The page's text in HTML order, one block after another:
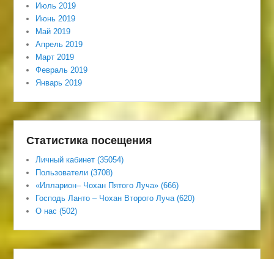
Июль 2019
Июнь 2019
Май 2019
Апрель 2019
Март 2019
Февраль 2019
Январь 2019
Статистика посещения
Личный кабинет (35054)
Пользователи (3708)
«Илларион– Чохан Пятого Луча» (666)
Господь Ланто – Чохан Второго Луча (620)
О нас (502)